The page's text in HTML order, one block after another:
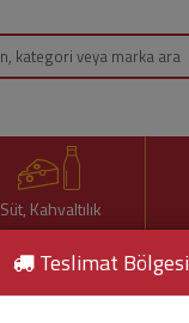
Süt, Kahvaltılık
Teslimat Bölgesi